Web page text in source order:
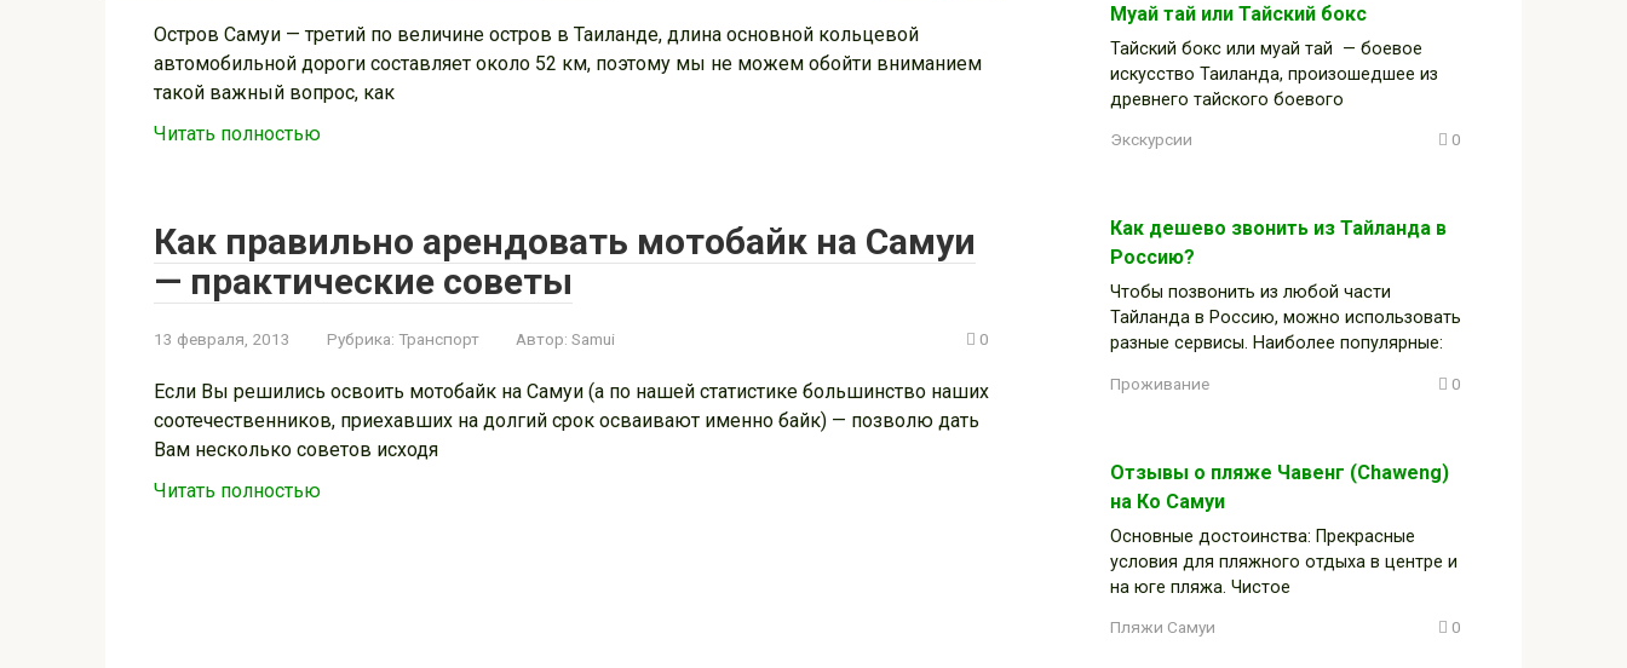
Остров Самуи — третий по величине остров в Таиланде, длина основной кольцевой
автомобильной дороги составляет около 52 км, поэтому мы не можем обойти вниманием
такой важный вопрос, как
Читать полностью
Как правильно арендовать мотобайк на Самуи
— практические советы
13 февраля, 2013 Рубрика: Транспорт Автор: Samui 0
Если Вы решились освоить мотобайк на Самуи (а по нашей статистике большинство наших
соотечественников, приехавших на долгий срок осваивают именно байк) — позволю дать
Вам несколько советов исходя
Читать полностью
Муай тай или Тайский бокс
Тайский бокс или муай тай — боевое
искусство Таиланда, произошедшее из
древнего тайского боевого
Экскурсии 0
Как дешево звонить из Тайланда в
Россию?
Чтобы позвонить из любой части
Тайланда в Россию, можно использовать
разные сервисы. Наиболее популярные:
Проживание 0
Отзывы о пляже Чавенг (Chaweng)
на Ко Самуи
Основные достоинства: Прекрасные
условия для пляжного отдыха в центре и
на юге пляжа. Чистое
Пляжи Самуи 0